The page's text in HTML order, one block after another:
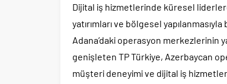
Dijital iş hizmetlerinde küresel
yatırımları ve bölgesel
Adana’daki operasyon merkezlerinin
genişleten TP Türkiye, Azerbaycan
müşteri deneyimi ve dijital iş